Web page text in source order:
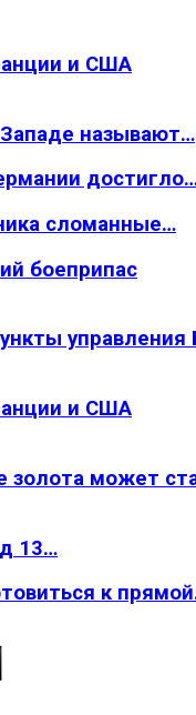
и США
называют…
сломанные…
боеприпас
и США
золота может
13…
к